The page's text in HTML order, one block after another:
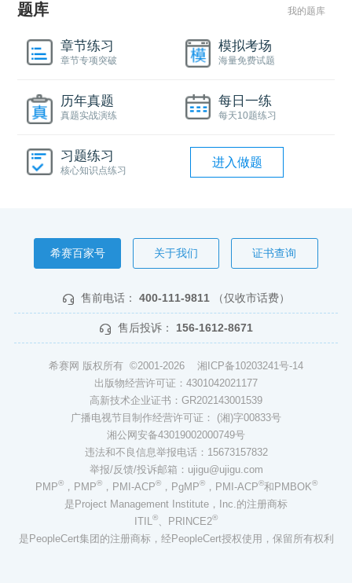
题库 我的题库
章节练习
章节专项突破
模拟考场
海量免费试题
历年真题
真题实战演练
每日一练
每天10题练习
习题练习
核心知识点练习
进入做题
希赛百家号 关于我们 证书查询
售前电话： 400-111-9811 （仅收市话费）
售后投诉： 156-1612-8671
希赛网 版权所有 ©2001-2026 湘ICP备10203241号-14
出版物经营许可证：4301042021177
高新技术企业证书：GR202143001539
广播电视节目制作经营许可证： (湘)字00833号
湘公网安备43019002000749号
违法和不良信息举报电话：15673157832
举报/反馈/投诉邮箱：ujigu@ujigu.com
PMP®，PMP®，PMI-ACP®，PgMP®，PMI-ACP®和PMBOK®
是Project Management Institute，Inc.的注册商标
ITIL®、PRINCE2®
是PeopleCert集团的注册商标，经PeopleCert授权使用，保留所有权利